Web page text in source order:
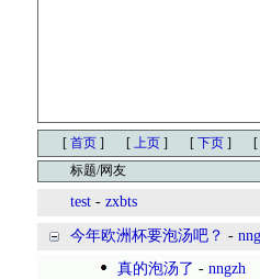
[ 首页 ] [ 上页 ] [ 下页 ] [
标题/网友
test - zxbts
今年欧洲杯要泡汤吧？ -
真的泡汤了 - nngzh